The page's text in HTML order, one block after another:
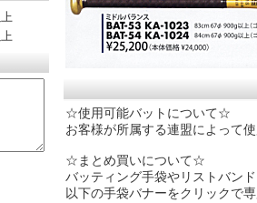
☆使用可能バットについて☆
お客様が所属する連盟によって
☆まとめ買いについて☆
バッティング手袋やリストバン
以下の手袋バナーをクリックで